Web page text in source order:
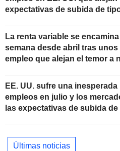
expectativas de subida de
La renta variable se
semana desde abril tras unos
empleo que alejan el temor a
EE. UU. sufre una
empleos en julio y los
las expectativas de subida
Últimas noticias